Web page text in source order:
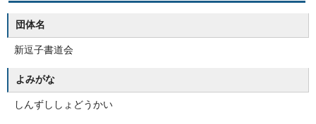
団体名
新逗子書道会
よみがな
しんずししょどうかい